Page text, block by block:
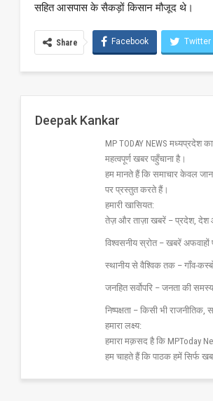
सहित आसपास के सैकड़ों किसान मौजूद थे।
Share Facebook Twitter
Deepak Kankar
MP TODAY NEWS मध्यप्रदेश
महत्वपूर्ण खबर पहुँचाना है।
हम मानते हैं कि समाचार केवल
पर प्रस्तुत करते हैं।
हमारी खासियत:
तेज़ और ताज़ा खबरें – प्रदेश, देश
विश्वसनीय स्रोत – खबरें अफवाहों
स्थानीय से वैश्विक तक – गाँव-
जनहित सर्वोपरि – जनता की
निष्पक्षता – किसी भी राजनीतिक,
हमारा लक्ष्य:
हमारा मक़सद है कि MPToday
हम चाहते हैं कि पाठक हमें सिर्फ